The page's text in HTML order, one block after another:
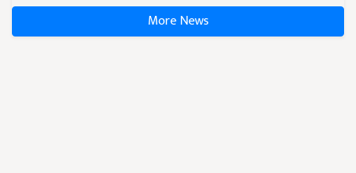
More News